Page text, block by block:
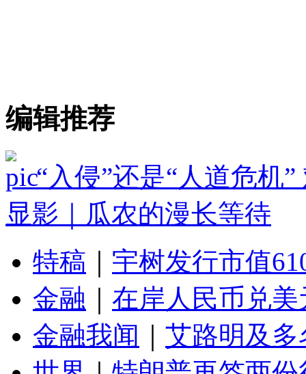
编辑推荐
“入侵”还是“人道危机
显影｜瓜农的漫长等待
特稿
宇树发行市值
金融
在岸人民币兑
金融我闻
艾路明及